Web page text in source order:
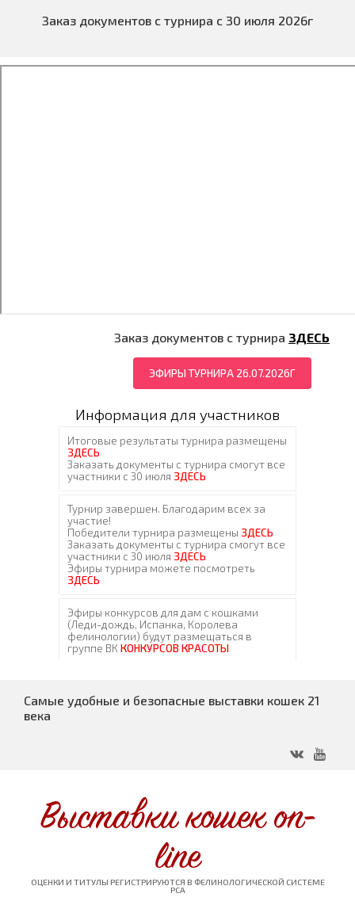
Заказ документов с турнира с 30 июля 2026г
Заказ документов с турнира ЗДЕСЬ
ЭФИРЫ ТУРНИРА 26.07.2026Г
Информация для участников
Самые удобные и безопасные выставки кошек 21
века
Выставки кошек on-
line
ОЦЕНКИ И ТИТУЛЫ РЕГИСТРИРУЮТСЯ В ФЕЛИНОЛОГИЧЕСКОЙ СИСТЕМЕ
PCA